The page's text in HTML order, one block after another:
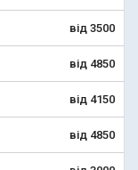
від 3500
від 4850
від 4150
від 4850